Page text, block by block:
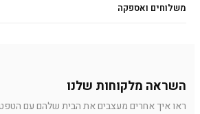
משלוחים ואספקה
השראה מלקוחות שלנו
ראו איך אחרים מעצבים את הבית שלהם עם